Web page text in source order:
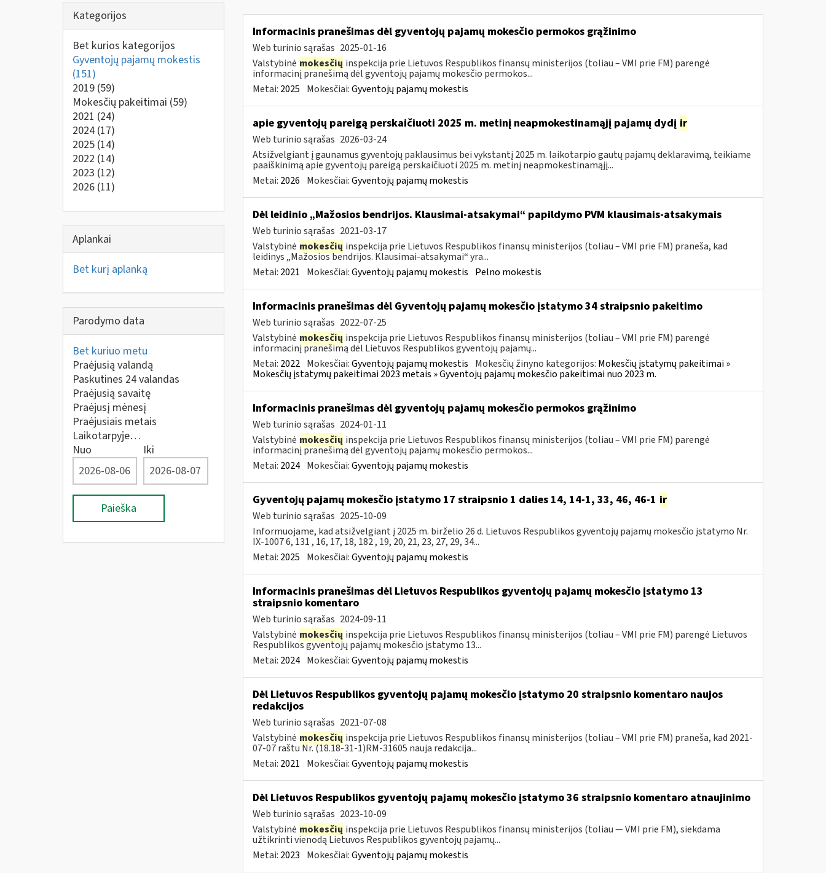
Kategorijos
Bet kurios kategorijos
Gyventojų pajamų mokestis
(151)
2019 (59)
Mokesčių pakeitimai (59)
2021 (24)
2024 (17)
2025 (14)
2022 (14)
2023 (12)
2026 (11)
Aplankai
Bet kurį aplanką
Parodymo data
Bet kuriuo metu
Praėjusią valandą
Paskutines 24 valandas
Praėjusią savaitę
Praėjusį mėnesį
Praėjusiais metais
Laikotarpyje…
Nuo
Iki
Paieška
Informacinis pranešimas dėl gyventojų pajamų mokesčio permokos grąžinimo
Web turinio sąrašas 2025-01-16
Valstybinė mokesčių inspekcija prie Lietuvos Respublikos finansų ministerijos (toliau – VMI prie FM) parengė
informacinį pranešimą dėl gyventojų pajamų mokesčio permokos...
Metai: 2025 Mokesčiai:Gyventojų pajamų mokestis
apie gyventojų pareigą perskaičiuoti 2025 m. metinį neapmokestinamąjį pajamų dydį ir
Web turinio sąrašas 2026-03-24
Atsižvelgiant į gaunamus gyventojų paklausimus bei vykstantį 2025 m. laikotarpio gautų pajamų deklaravimą, teikiame
paaiškinimą apie gyventojų pareigą perskaičiuoti 2025 m. metinį neapmokestinamąjį...
Metai: 2026 Mokesčiai:Gyventojų pajamų mokestis
Dėl leidinio „Mažosios bendrijos. Klausimai-atsakymai“ papildymo PVM klausimais-atsakymais
Web turinio sąrašas 2021-03-17
Valstybinė mokesčių inspekcija prie Lietuvos Respublikos finansų ministerijos (toliau – VMI prie FM) praneša, kad
leidinys „Mažosios bendrijos. Klausimai-atsakymai“ yra...
Metai: 2021 Mokesčiai:Gyventojų pajamų mokestis Pelno mokestis
Informacinis pranešimas dėl Gyventojų pajamų mokesčio įstatymo 34 straipsnio pakeitimo
Web turinio sąrašas 2022-07-25
Valstybinė mokesčių inspekcija prie Lietuvos Respublikos finansų ministerijos (toliau – VMI prie FM) parengė
informacinį pranešimą dėl Lietuvos Respublikos gyventojų pajamų...
Metai: 2022 Mokesčiai:Gyventojų pajamų mokestis Mokesčių žinyno kategorijos: Mokesčių įstatymų pakeitimai »
Mokesčių įstatymų pakeitimai 2023 metais » Gyventojų pajamų mokesčio pakeitimai nuo 2023 m.
Informacinis pranešimas dėl gyventojų pajamų mokesčio permokos grąžinimo
Web turinio sąrašas 2024-01-11
Valstybinė mokesčių inspekcija prie Lietuvos Respublikos finansų ministerijos (toliau – VMI prie FM) parengė
informacinį pranešimą dėl gyventojų pajamų mokesčio permokos...
Metai: 2024 Mokesčiai:Gyventojų pajamų mokestis
Gyventojų pajamų mokesčio įstatymo 17 straipsnio 1 dalies 14, 14-1, 33, 46, 46-1 ir
Web turinio sąrašas 2025-10-09
Informuojame, kad atsižvelgiant į 2025 m. birželio 26 d. Lietuvos Respublikos gyventojų pajamų mokesčio įstatymo Nr.
IX-1007 6, 131 , 16, 17, 18, 182 , 19, 20, 21, 23, 27, 29, 34...
Metai: 2025 Mokesčiai:Gyventojų pajamų mokestis
Informacinis pranešimas dėl Lietuvos Respublikos gyventojų pajamų mokesčio įstatymo 13
straipsnio komentaro
Web turinio sąrašas 2024-09-11
Valstybinė mokesčių inspekcija prie Lietuvos Respublikos finansų ministerijos (toliau – VMI prie FM) parengė Lietuvos
Respublikos gyventojų pajamų mokesčio įstatymo 13...
Metai: 2024 Mokesčiai:Gyventojų pajamų mokestis
Dėl Lietuvos Respublikos gyventojų pajamų mokesčio įstatymo 20 straipsnio komentaro naujos
redakcijos
Web turinio sąrašas 2021-07-08
Valstybinė mokesčių inspekcija prie Lietuvos Respublikos finansų ministerijos (toliau – VMI prie FM) praneša, kad 2021-
07-07 raštu Nr. (18.18-31-1)RM-31605 nauja redakcija...
Metai: 2021 Mokesčiai:Gyventojų pajamų mokestis
Dėl Lietuvos Respublikos gyventojų pajamų mokesčio įstatymo 36 straipsnio komentaro atnaujinimo
Web turinio sąrašas 2023-10-09
Valstybinė mokesčių inspekcija prie Lietuvos Respublikos finansų ministerijos (toliau — VMI prie FM), siekdama
užtikrinti vienodą Lietuvos Respublikos gyventojų pajamų...
Metai: 2023 Mokesčiai:Gyventojų pajamų mokestis